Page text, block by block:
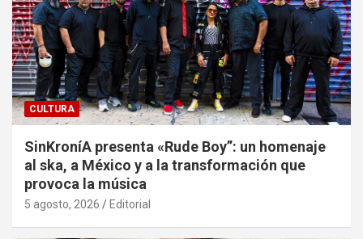
CULTURA
SinKroníA presenta «Rude Boy”: un homenaje
al ska, a México y a la transformación que
provoca la música
5 agosto, 2026 Editorial